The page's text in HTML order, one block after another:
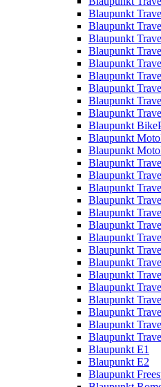
Blaupunkt
Blaupunkt
Blaupunkt
Blaupunkt
Blaupunkt
Blaupunkt
Blaupunkt
Blaupunkt
Blaupunkt
Blaupunkt
Blaupunkt
Blaupunkt
Blaupunkt
Blaupunkt
Blaupunkt
Blaupunkt
Blaupunkt
Blaupunkt
Blaupunkt
Blaupunkt
Blaupunkt
Blaupunkt
Blaupunkt
Blaupunkt
Blaupunkt
Blaupunkt
Blaupunkt
Blaupunkt E1
Blaupunkt E2
Blaupunkt